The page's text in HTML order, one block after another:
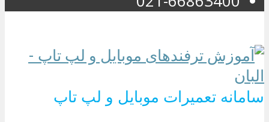
سامانه تعمیرات موبایل و لپ تاپ